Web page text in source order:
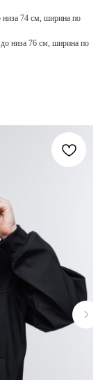
низа 74 см, ширина по
низа 76 см, ширина по